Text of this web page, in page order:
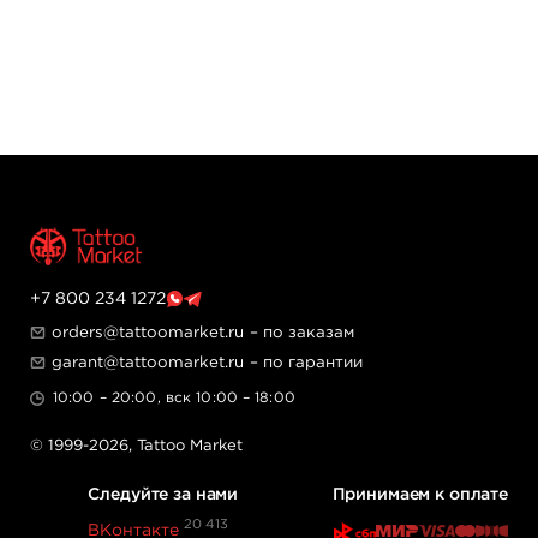
+7 800 234 1272
orders@tattoomarket.ru – по заказам
garant@tattoomarket.ru – по гарантии
10:00 – 20:00, вск 10:00 – 18:00
© 1999-2026, Tattoo Market
Следуйте за нами
ВКонтакте 20 413
Принимаем к оплате